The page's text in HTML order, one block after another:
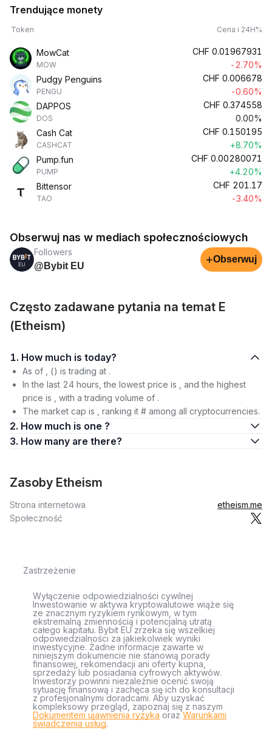
Trendujące monety
Token Cena i 24H%
MowCat
MOW
CHF 0.01967931
-2.70%
Pudgy Penguins
PENGU
CHF 0.006678
-0.60%
DAPPOS
DOS
CHF 0.374558
0.00%
Cash Cat
CASHCAT
CHF 0.150195
+8.70%
Pump.fun
PUMP
CHF 0.00280071
+4.20%
Bittensor
TAO
CHF 201.17
-3.40%
Obserwuj nas w mediach społecznościowych
Followers
@Bybit EU
+Obserwuj
Często zadawane pytania na temat E
(Etheism)
1. How much is today?
As of , () is trading at .
In the last 24 hours, the lowest price is , and the highest
price is , with a trading volume of .
The market cap is , ranking it # among all cryptocurrencies.
2. How much is one ?
3. How many are there?
Zasoby Etheism
Strona internetowa
etheism.me
Społeczność
Zastrzeżenie
Wyłączenie odpowiedzialności cywilnej
Inwestowanie w aktywa kryptowalutowe wiąże się
ze znacznym ryzykiem rynkowym, w tym
ekstremalną zmiennością i potencjalną utratą
całego kapitału. Bybit EU zrzeka się wszelkiej
odpowiedzialności za jakiekolwiek wyniki
inwestycyjne. Żadne informacje zawarte w
niniejszym dokumencie nie stanowią porady
finansowej, rekomendacji ani oferty kupna,
sprzedaży lub posiadania cyfrowych aktywów.
Inwestorzy powinni niezależnie ocenić swoją
sytuację finansową i zachęca się ich do konsultacji
z profesjonalnymi doradcami. Aby uzyskać
kompleksowy przegląd, zapoznaj się z naszym
Dokumentem ujawnienia ryzyka orazWarunkami
świadczenia usług.